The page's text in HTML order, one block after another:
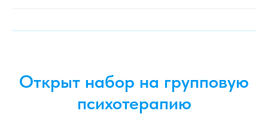
Открыт набор на групповую
психотерапию